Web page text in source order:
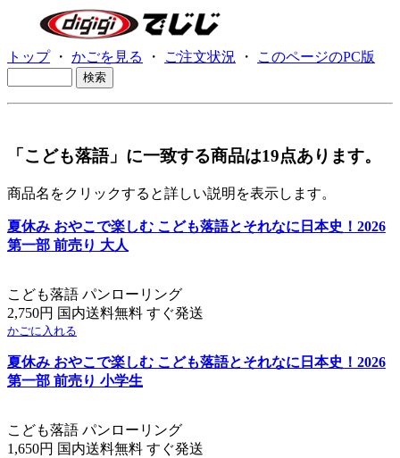
トップ・ かごを見る ・ ご注文状況 ・ このページのPC版
「こども落語」に一致する商品は19点あります。
商品名をクリックすると詳しい説明を表示します。
夏休み おやこで楽しむ こども落語とそれなに日本史！2026
第一部 前売り 大人
こども落語 パンローリング
2,750円 国内送料無料 すぐ発送
かごに入れる
夏休み おやこで楽しむ こども落語とそれなに日本史！2026
第一部 前売り 小学生
こども落語 パンローリング
1,650円 国内送料無料 すぐ発送